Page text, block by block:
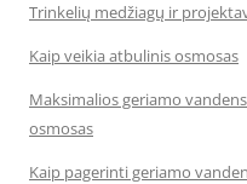
Trinkelių medžiagų ir
Kaip veikia atbulinis osmosas
Maksimalios geriamo
osmosas
Kaip pagerinti geriamo